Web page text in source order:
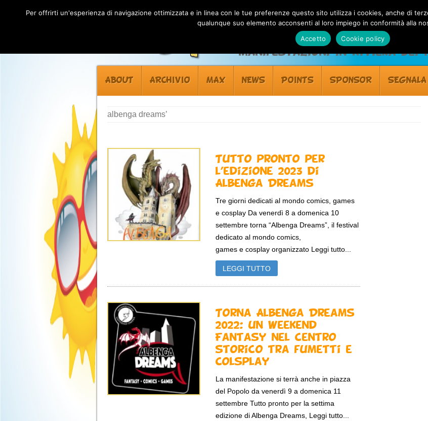
Manifestazioni in Riviera dei
ABOUT ARCHIVIO MAX NEWS POINTS SPONSOR
albenga dreams’
Tutto pronto per
l’edizione 2023 di
Albenga Dreams
Tre giorni dedicati al mondo comics, games
e cosplay Da venerdì 8 a domenica 10
settembre torna “Albenga Dreams”, il festival
dedicato al mondo comics,
games e cosplay organizzato Leggi tutto...
LEGGI TUTTO
Torna Albenga Dreams
2022: un weekend
Fantasy nel centro
storico tra fumetti e
Colsplay
La manifestazione si terrà anche in piazza
del Popolo da venerdì 9 a domenica 11
settembre Tutto pronto per la settima
edizione di Albenga Dreams, Leggi tutto...
Per offrirti un'esperienza di navigazione ottimizzata e in linea con le tue preferenze questo sito utilizza i cookies, anche di
qualunque suo elemento acconsenti al loro impiego in conformità alla
Accetto
Cookie policy